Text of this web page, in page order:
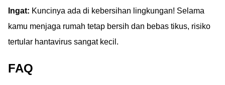
Ingat: Kuncinya ada di kebersihan lingkungan! Selama
kamu menjaga rumah tetap bersih dan bebas tikus, risiko
tertular hantavirus sangat kecil.
FAQ